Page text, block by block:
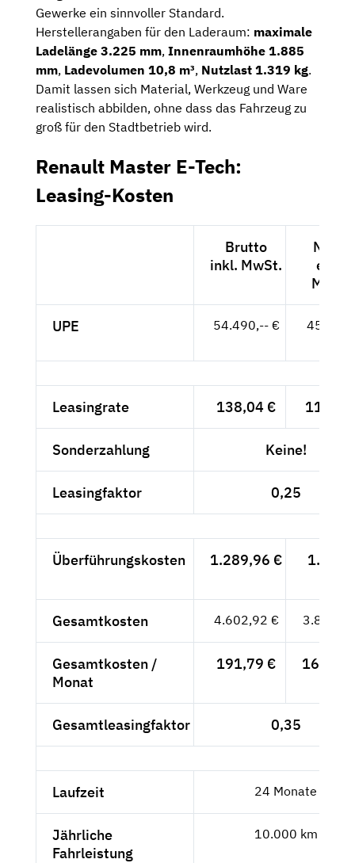
Gewerke ein sinnvoller Standard.
Herstellerangaben für den Laderaum: maximale
Ladelänge 3.225 mm, Innenraumhöhe 1.885
mm, Ladevolumen 10,8 m³, Nutzlast 1.319 kg.
Damit lassen sich Material, Werkzeug und Ware
realistisch abbilden, ohne dass das Fahrzeug zu
groß für den Stadtbetrieb wird.
Renault Master E-Tech:
Leasing-Kosten
Brutto
inkl. MwSt.
Netto
exkl.
MwSt.
UPE 54.490,-- €
Leasingrate 138,04 € 116,--
Sonderzahlung Keine!
Leasingfaktor 0,25
Überführungskosten 1.289,96 €
1.084,-
Gesamtkosten 4.602,92 € 3.868,--
Gesamtkosten /
Monat
191,79 € 161,17
Gesamtleasingfaktor 0,35
Laufzeit 24 Monate
Jährliche
Fahrleistung
10.000 km